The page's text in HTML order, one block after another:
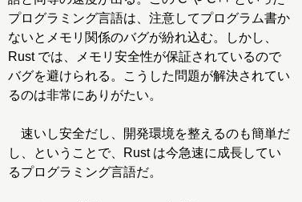
プログラミング言語は、注意してプログラム書か
ないとメモリ関係のバグが紛れ込む。しかし、
Rust では、メモリ安全性が保証されているので
バグを避けられる。こうした問題が解決されてい
るのは非常にありがたい。
速いし安全だし、開発環境を整えるのも簡単だ
し、ということで、Rust は今急速に成長してい
るプログラミング言語だ。